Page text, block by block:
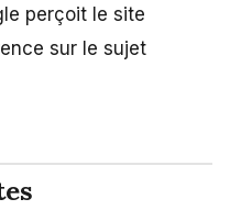
perçoit le site
sur le sujet